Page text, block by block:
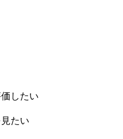
したい
たい